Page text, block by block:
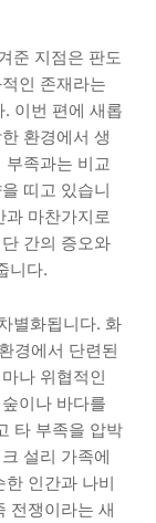
준 지점은 판도
인 존재라는
이번 편에 새롭
환경에서 생
족과는 비교
띠고 있습니
마찬가지로
간의 증오와
니다.
별화됩니다. 화
경에서 단련된
나 위협적인
이나 바다를
타 부족을 압박
설리 가족에
인간과 나비
전쟁이라는 새